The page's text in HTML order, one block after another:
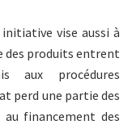
vise aussi à
des produits entrent
aux procédures
perd une partie des
financement des